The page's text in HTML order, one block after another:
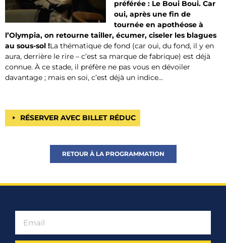
préférée : Le Boui Boui. Car
oui, après une fin de
tournée en apothéose à
l’Olympia, on retourne tailler, écumer, ciseler les blagues
au sous-sol !La thématique de fond (car oui, du fond, il y en
aura, derrière le rire – c’est sa marque de fabrique) est déjà
connue. À ce stade, il préfère ne pas vous en dévoiler
davantage ; mais en soi, c’est déjà un indice…
RÉSERVER AVEC BILLET RÉDUC
RETOUR À LA PROGRAMMATION